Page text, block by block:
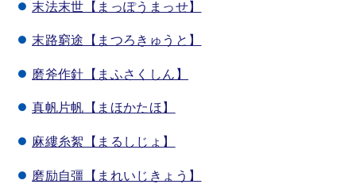
末法末世【まっぽうまっせ】
末路窮途【まつろきゅうと】
磨斧作針【まふさくしん】
真帆片帆【まほかたほ】
麻縷糸絮【まるしじょ】
磨励自彊【まれいじきょう】